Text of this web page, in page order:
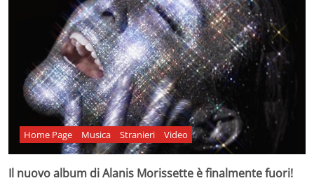
Home Page Musica Stranieri Video
Il nuovo album di Alanis Morissette è finalmente fuori!